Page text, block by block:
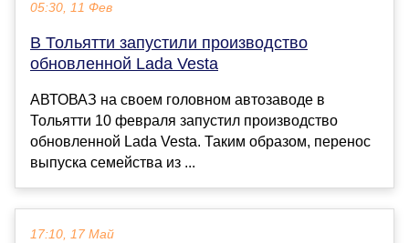
05:30, 11 Фев
В Тольятти запустили производство
обновленной Lada Vesta
АВТОВАЗ на своем головном автозаводе в
Тольятти 10 февраля запустил производство
обновленной Lada Vesta. Таким образом, перенос
выпуска семейства из ...
17:10, 17 Май